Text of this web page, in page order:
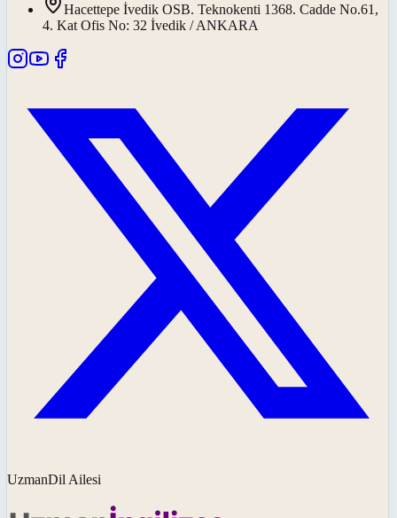
Hacettepe İvedik OSB. Teknokenti 1368. Cadde No.61,
4. Kat Ofis No: 32 İvedik / ANKARA
UzmanDil Ailesi